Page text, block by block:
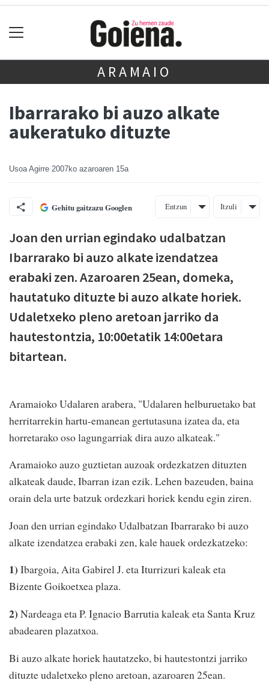
ARAMAIO
Ibarrarako bi auzo alkate
aukeratuko dituzte
Usoa Agirre 2007ko azaroaren 15a
Gehitu gaitzazu Googlen Entzun Itzuli
Joan den urrian egindako udalbatzan
Ibarrarako bi auzo alkate izendatzea
erabaki zen. Azaroaren 25ean, domeka,
hautatuko dituzte bi auzo alkate horiek.
Udaletxeko pleno aretoan jarriko da
hautestontzia, 10:00etatik 14:00etara
bitartean.
Aramaioko Udalaren arabera, "Udalaren helburuetako bat
herritarrekin hartu-emanean gertutasuna izatea da, eta
horretarako oso lagungarriak dira auzo alkateak."
Aramaioko auzo guztietan auzoak ordezkatzen dituzten
alkateak daude, Ibarran izan ezik. Lehen bazeuden, baina
orain dela urte batzuk ordezkari horiek kendu egin ziren.
Joan den urrian egindako Udalbatzan Ibarrarako bi auzo
alkate izendatzea erabaki zen, kale hauek ordezkatzeko:
1) Ibargoia, Aita Gabirel J. eta Iturrizuri kaleak eta
Bizente Goikoetxea plaza.
2) Nardeaga eta P. Ignacio Barrutia kaleak eta Santa Kruz
abadearen plazatxoa.
Bi auzo alkate horiek hautatzeko, bi hautestontzi jarriko
dituzte udaletxeko pleno aretoan, azaroaren 25ean.